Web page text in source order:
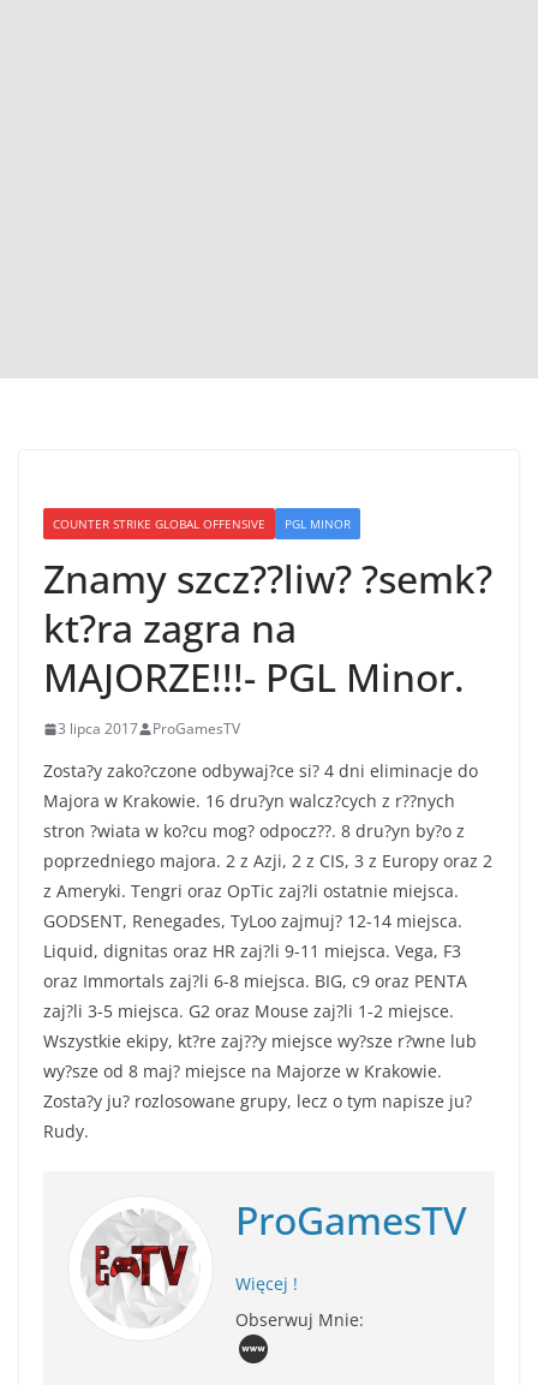
COUNTER STRIKE GLOBAL OFFENSIVE PGL MINOR
Znamy szcz??liw? ?semk?
kt?ra zagra na
MAJORZE!!!- PGL Minor.
3 lipca 2017 ProGamesTV
Zosta?y zako?czone odbywaj?ce si? 4 dni eliminacje do
Majora w Krakowie. 16 dru?yn walcz?cych z r??nych
stron ?wiata w ko?cu mog? odpocz??. 8 dru?yn by?o z
poprzedniego majora. 2 z Azji, 2 z CIS, 3 z Europy oraz 2
z Ameryki. Tengri oraz OpTic zaj?li ostatnie miejsca.
GODSENT, Renegades, TyLoo zajmuj? 12-14 miejsca.
Liquid, dignitas oraz HR zaj?li 9-11 miejsca. Vega, F3
oraz Immortals zaj?li 6-8 miejsca. BIG, c9 oraz PENTA
zaj?li 3-5 miejsca. G2 oraz Mouse zaj?li 1-2 miejsce.
Wszystkie ekipy, kt?re zaj??y miejsce wy?sze r?wne lub
wy?sze od 8 maj? miejsce na Majorze w Krakowie.
Zosta?y ju? rozlosowane grupy, lecz o tym napisze ju?
Rudy.
ProGamesTV
Więcej !
Obserwuj Mnie: